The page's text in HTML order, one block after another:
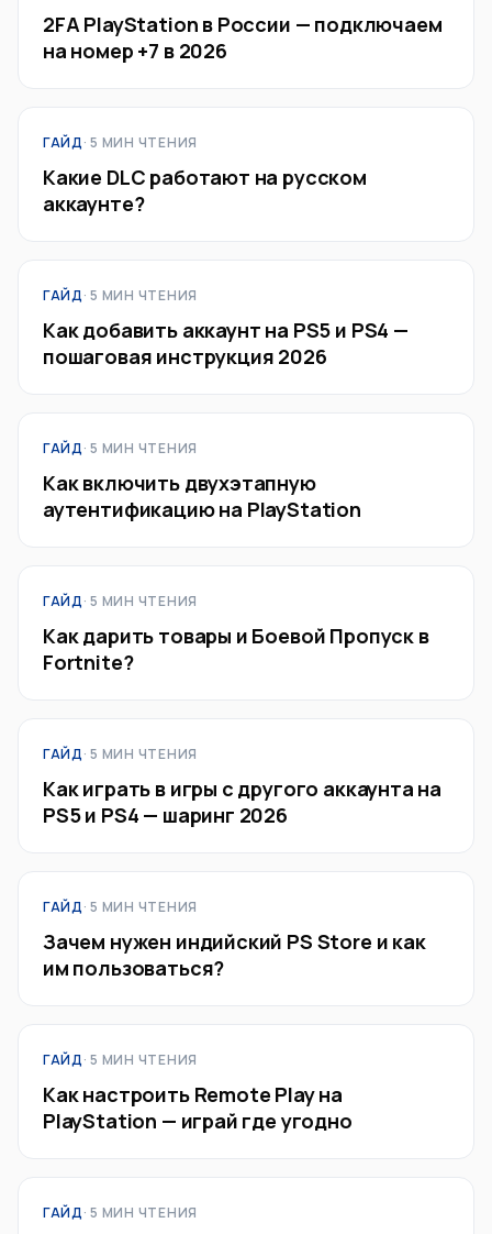
2FA PlayStation в России — подключаем
на номер +7 в 2026
ГАЙД· 5 МИН ЧТЕНИЯ
Какие DLC работают на русском
аккаунте?
ГАЙД· 5 МИН ЧТЕНИЯ
Как добавить аккаунт на PS5 и PS4 —
пошаговая инструкция 2026
ГАЙД· 5 МИН ЧТЕНИЯ
Как включить двухэтапную
аутентификацию на PlayStation
ГАЙД· 5 МИН ЧТЕНИЯ
Как дарить товары и Боевой Пропуск в
Fortnite?
ГАЙД· 5 МИН ЧТЕНИЯ
Как играть в игры с другого аккаунта на
PS5 и PS4 — шаринг 2026
ГАЙД· 5 МИН ЧТЕНИЯ
Зачем нужен индийский PS Store и как
им пользоваться?
ГАЙД· 5 МИН ЧТЕНИЯ
Как настроить Remote Play на
PlayStation — играй где угодно
ГАЙД· 5 МИН ЧТЕНИЯ